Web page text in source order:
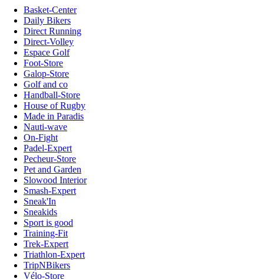
Basket-Center
Daily Bikers
Direct Running
Direct-Volley
Espace Golf
Foot-Store
Galop-Store
Golf and co
Handball-Store
House of Rugby
Made in Paradis
Nauti-wave
On-Fight
Padel-Expert
Pecheur-Store
Pet and Garden
Slowood Interior
Smash-Expert
Sneak'In
Sneakids
Sport is good
Training-Fit
Trek-Expert
Triathlon-Expert
TripNBikers
Vélo-Store